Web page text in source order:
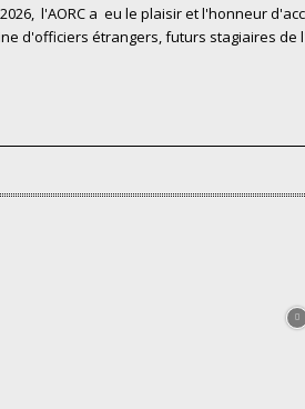
l'AORC a eu le plaisir et l'honneur
d'officiers étrangers, futurs stagiaires de